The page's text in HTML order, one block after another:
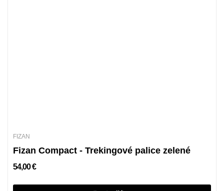
FIZAN
Fizan Compact - Trekingové palice zelené
54,00 €